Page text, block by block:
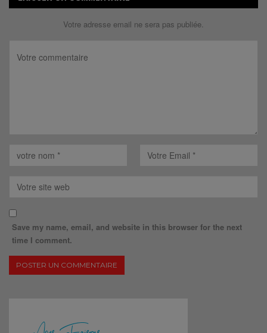
Votre adresse email ne sera pas publiée.
Save my name, email, and website in this browser for the next
time I comment.